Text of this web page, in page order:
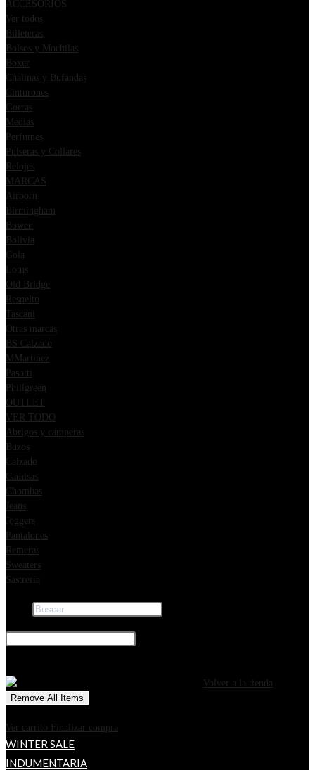
ACCESORIOS
Ver todos
Billeteras
Bolsos y Mochilas
Boxer
Chalinas y Bufandas
Cinturones
Gorras
Medias
Perfumes
Pulseras y Collares
Relojes
MARCAS
Airborn
Birmingham
Bowen
Bolivia
Gola
Lotus
Old Bridge
Resuelto
Tascani
Otras marcas
BS Calzado
MMartinez
Pasotti
Phillgreen
OUTLET
VER TODO
Abrigos y camperas
Buzos
Calzado
Camisas
Chombas
Jeans
Joggers
Pantalones
Remeras
Sweaters
Sastreria
Volver a la tienda
Remove All Items
Ver carrito
Finalizar compra
WINTER SALE
INDUMENTARIA